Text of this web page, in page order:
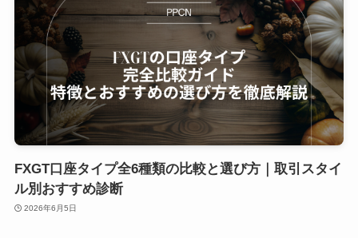
FXGT口座タイプ全6種類の比較と選び方｜取引スタイ
ル別おすすめ診断
2026年6月5日